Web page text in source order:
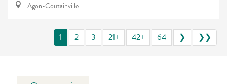
Agon-Coutainville
1 2 3 21+ 42+ 64 ❯ ❯❯